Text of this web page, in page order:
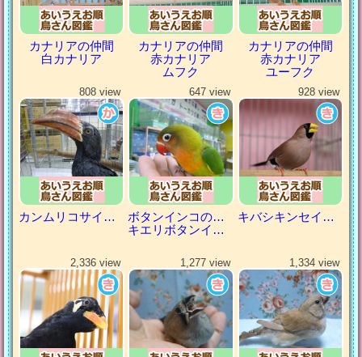
カナリアの仲間
白カナリア
カナリアの仲間
赤カナリア
ムフク
カナリアの仲間
赤カナリア
ユーフク
808 view
カンムリコサイチョウ
647 view
ボタンインコの仲間
キエリボタンインコ
928 view
キバシキンセイチョウ
2,336 view 1,277 view 1,334 view